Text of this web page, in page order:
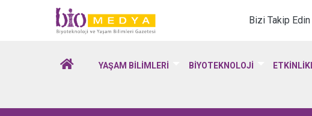
Biomedya - Bizi Takip Edin
YAŞAM BİLİMLERİ BİYOTEKNOLOJİ